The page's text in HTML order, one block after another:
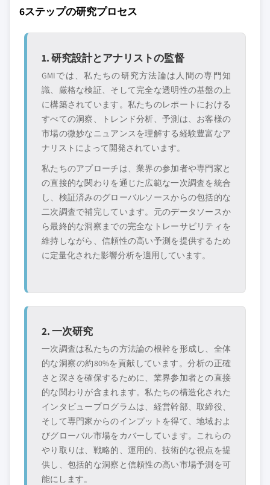
6ステップの研究プロセス
1. 研究設計とアナリストの監督
GMIでは、私たちの研究方法論は人間の専門知
識、厳格な検証、そして完全な透明性の基盤の上
に構築されています。私たちのレポートにおける
すべての洞察、トレンド分析、予測は、お客様の
市場の微妙なニュアンスを理解する経験豊富なア
ナリストによって開発されています。
私たちのアプローチは、業界の参加者や専門家と
の直接的な関わりを通じた広範な一次調査を統合
し、検証済みのグローバルソースからの包括的な
二次調査で補完しています。元のデータソースか
ら最終的な洞察までの完全なトレーサビリティを
維持しながら、信頼性の高い予測を提供するため
に定量化された影響分析を適用しています。
2. 一次研究
一次調査は私たちの方法論の根幹を形成し、全体
的な洞察の約80%を貢献しています。分析の正確
さと深さを確保するために、業界参加者との直接
的な関わりが含まれます。私たちの構造化された
インタビュープログラムは、経営幹部、取締役、
そして専門家からのインプットを得て、地域およ
びグローバル市場をカバーしています。これらの
やり取りは、戦略的、運用的、技術的な視点を提
供し、包括的な洞察と信頼性の高い市場予測を可
能にします。